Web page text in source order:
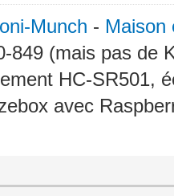
Munch - Maison
849 (mais pas de
HC-SR501,
avec